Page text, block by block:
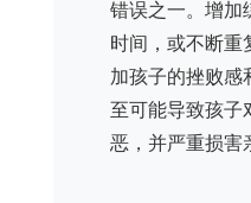
错误之一。增加
时间，或不断重
加孩子的挫败感
至可能导致孩子
恶，并严重损害